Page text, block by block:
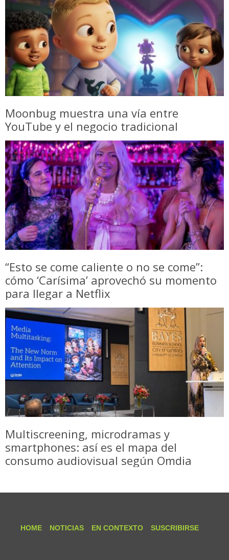
Moonbug muestra una vía entre
YouTube y el negocio tradicional
“Esto se come caliente o no se come”:
cómo ‘Carísima’ aprovechó su momento
para llegar a Netflix
Multiscreening, microdramas y
smartphones: así es el mapa del
consumo audiovisual según Omdia
HOME NOTICIAS EN CONTEXTO SUSCRIBIRSE